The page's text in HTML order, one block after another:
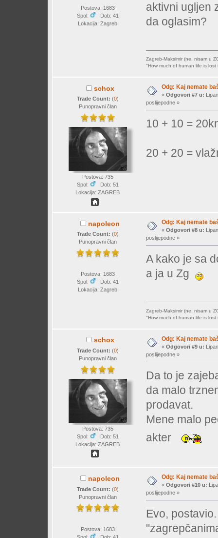
Postova: 1683
Spol:
Dob: 41
Lokacija: Zagreb
aktivni ugljen
da oglasim?
Zagreb-Maksimir (ne, nisam u
"How much of human life is lost
schox
Trade Count: (0)
Punopravni član
Postova: 735
Spol:
Dob: 51
Lokacija: ZAGREB
Odg: Kaj nemate
« Odgovori #7 u:
poslijepodne »
10 + 10 =
20 + 20 =
napoleon
Trade Count: (0)
Punopravni član
Postova: 1683
Spol:
Dob: 41
Lokacija: Zagreb
Odg: Kaj nemate
« Odgovori #8 u:
poslijepodne »
A kako je sa
a ja u Zg
Zagreb-Maksimir (ne, nisam u
"How much of human life is lost
schox
Trade Count: (0)
Punopravni član
Postova: 735
Spol:
Dob: 51
Lokacija: ZAGREB
Odg: Kaj nemate
« Odgovori #9 u:
poslijepodne »
Da to je
da malo
prodavat.
Mene malo
akter
napoleon
Trade Count: (0)
Punopravni član
Postova: 1683
Spol:
Dob: 41
Odg: Kaj nemate
« Odgovori #10 u:
poslijepodne »
Evo,